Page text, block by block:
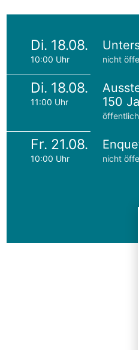
Di. 18.08.
10:00 Uhr nicht
Di. 18.08.
11:00 Uhr
150
öffentlich
Fr. 21.08.
10:00 Uhr nicht